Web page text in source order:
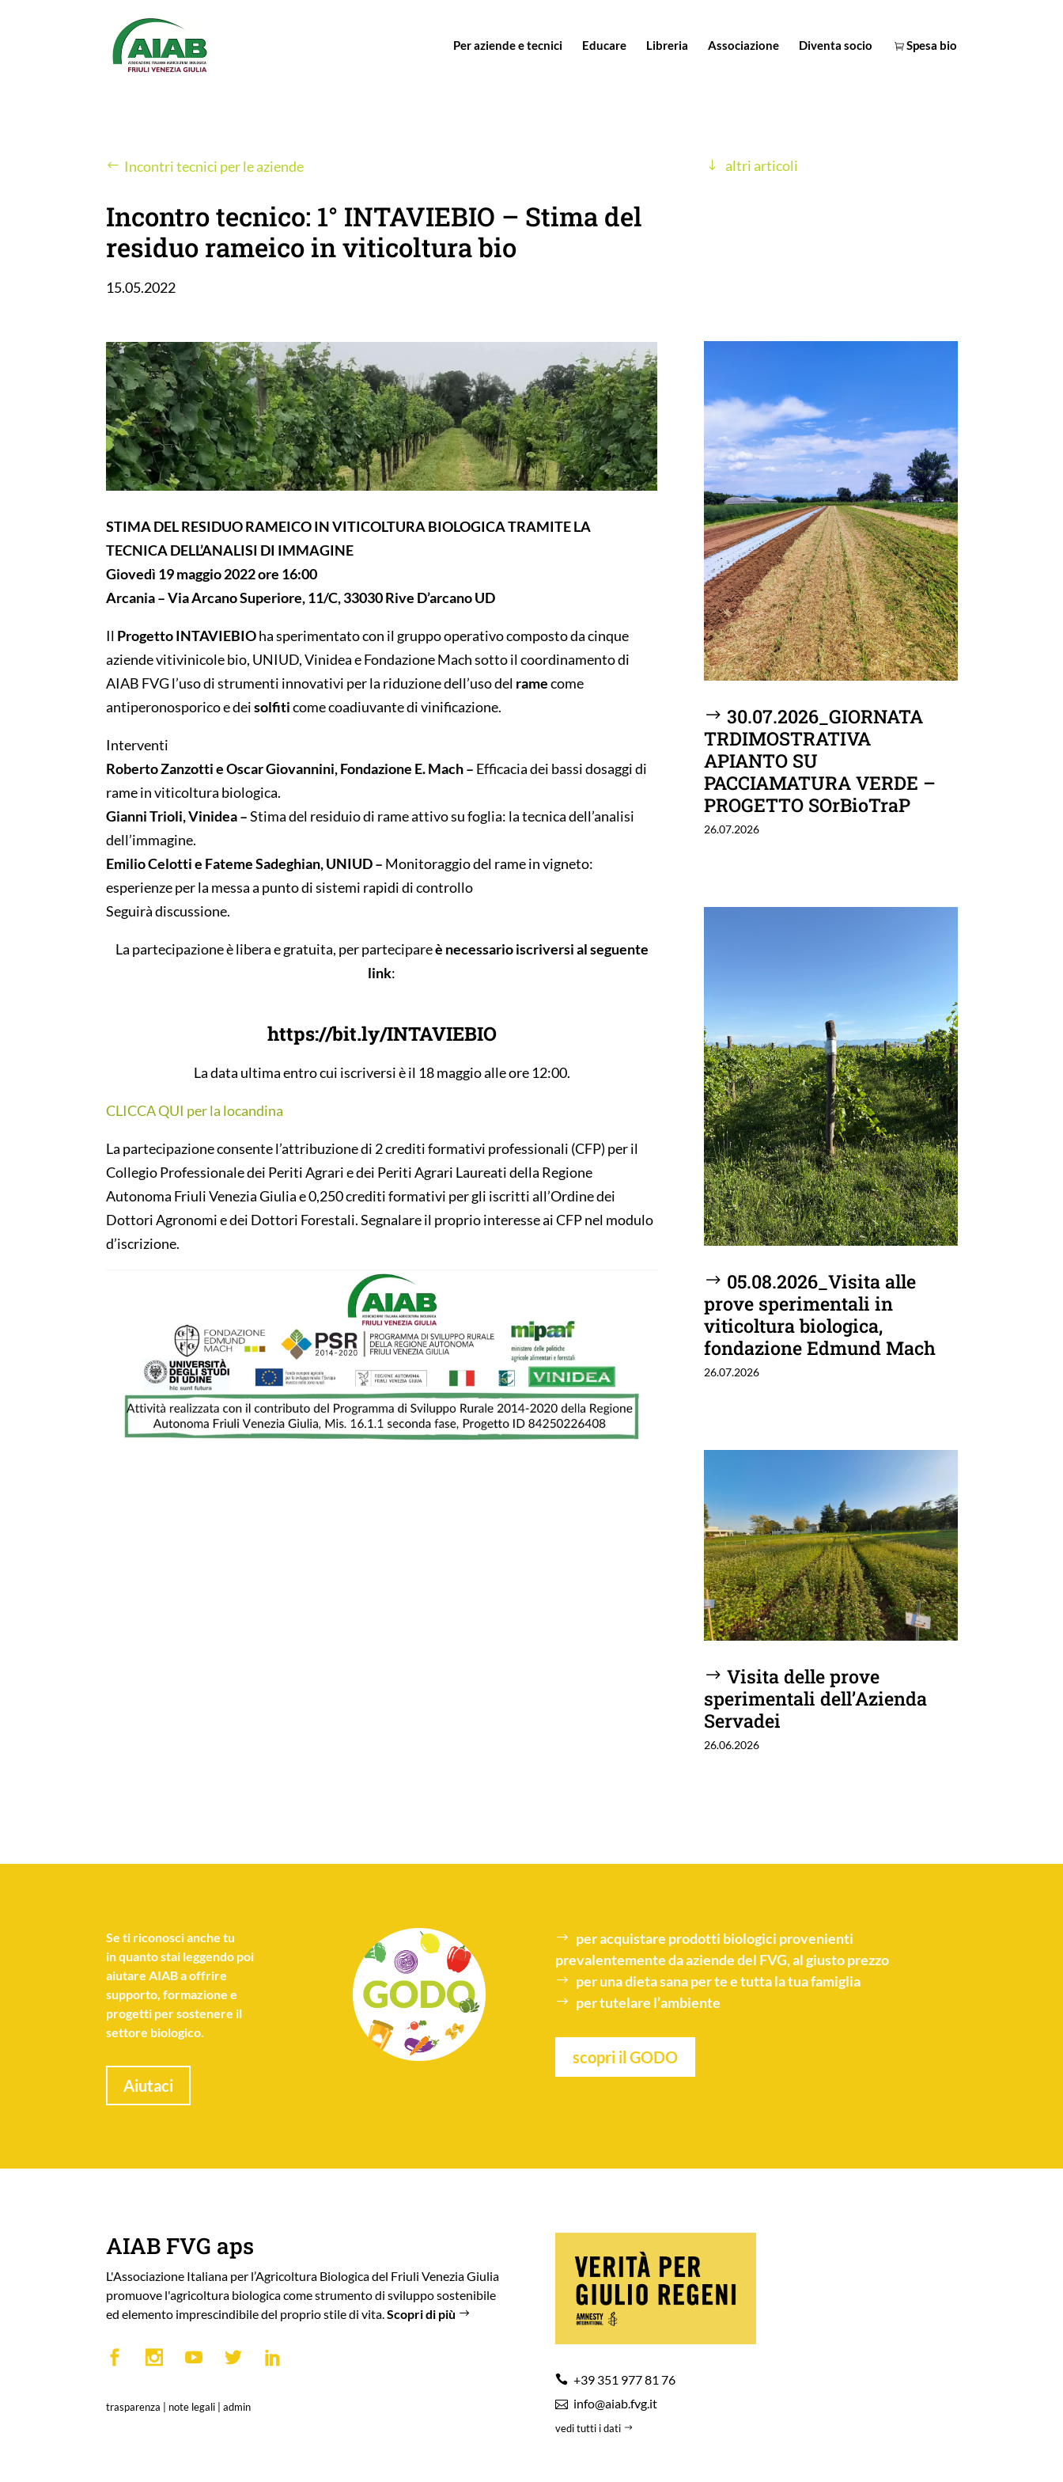
Per aziende e tecnici Educare Libreria Associazione Diventa socio Spesa bio
Incontri tecnici per le aziende
Incontro tecnico: 1° INTAVIEBIO – Stima del
residuo rameico in viticoltura bio
15.05.2022
altri articoli
STIMA DEL RESIDUO RAMEICO IN VITICOLTURA BIOLOGICA TRAMITE LA
TECNICA DELL’ANALISI DI IMMAGINE
Giovedì 19 maggio 2022 ore 16:00
Arcania – Via Arcano Superiore, 11/C, 33030 Rive D’arcano UD
Il Progetto INTAVIEBIOha sperimentato con il gruppo operativo composto da cinque
aziende vitivinicole bio, UNIUD, Vinidea e Fondazione Mach sotto il coordinamento di
AIAB FVG l’uso di strumenti innovativi per la riduzione dell’uso del ramecome
antiperonosporico e deisolfiticome coadiuvante di vinificazione.
Interventi
Roberto Zanzotti e Oscar Giovannini, Fondazione E. Mach – Efficacia dei bassi dosaggi di
rame in viticoltura biologica.
Gianni Trioli, Vinidea –Stima del residuio di rame attivo su foglia: la tecnica dell’analisi
dell’immagine.
Emilio Celotti e Fateme Sadeghian, UNIUD – Monitoraggio del rame in vigneto:
esperienze per la messa a punto di sistemi rapidi di controllo
Seguirà discussione.
La partecipazione è libera e gratuita, per partecipareè necessario iscriversi al seguente
link:
https://bit.ly/INTAVIEBIO
La data ultima entro cui iscriversi è il 18 maggio alle ore 12:00.
CLICCA QUI per la locandina
La partecipazione consente l’attribuzione di 2 crediti formativi professionali (CFP) per il
Collegio Professionale dei Periti Agrari e dei Periti Agrari Laureati della Regione
Autonoma Friuli Venezia Giulia e 0,250 crediti formativi per gli iscritti all’Ordine dei
Dottori Agronomi e dei Dottori Forestali. Segnalare il proprio interesse ai CFP nel modulo
d’iscrizione.
30.07.2026_GIORNATA
TRDIMOSTRATIVA
APIANTO SU
PACCIAMATURA VERDE –
PROGETTO SOrBioTraP
26.07.2026
05.08.2026_Visita alle
prove sperimentali in
viticoltura biologica,
fondazione Edmund Mach
26.07.2026
Visita delle prove
sperimentali dell’Azienda
Servadei
26.06.2026
Seti riconosci anche tu
in quanto stai leggendo poi
aiutare AIAB a offrire
supporto, formazione e
progetti per sostenere il
settore biologico.
Aiutaci
per acquistare prodotti biologici provenienti
prevalentemente da aziende del FVG, al giusto prezzo
per unadieta sanaper te e tutta la tua famiglia
per tutelare l’ambiente
scopri il GODO
AIAB FVG aps
L'Associazione Italiana per l’Agricoltura Biologica del Friuli Venezia Giulia
promuove l'agricoltura biologica come strumento di sviluppo sostenibile
ed elemento imprescindibile del proprio stile di vita.Scopri di più
trasparenza note legali |admin
+39 351 977 81 76
info@aiab.fvg.it
vedi tutti i dati